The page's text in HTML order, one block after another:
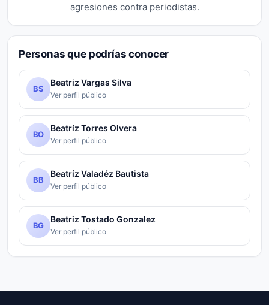
agresiones contra periodistas.
Personas que podrías conocer
BS
Beatriz Vargas Silva
Ver perfil público
BO
Beatríz Torres Olvera
Ver perfil público
BB
Beatríz Valadéz Bautista
Ver perfil público
BG
Beatriz Tostado Gonzalez
Ver perfil público